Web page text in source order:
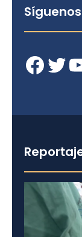
Síguenos
Facebook Twitter YouTube